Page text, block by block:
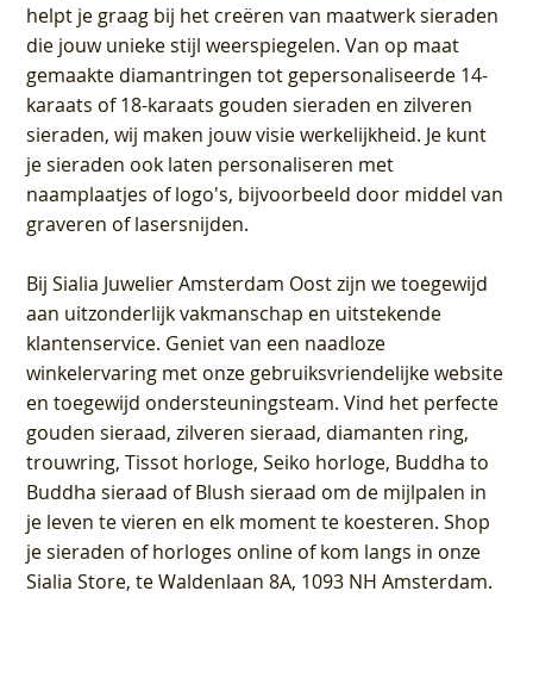
helpt je graag bij het creëren van maatwerk sieraden
die jouw unieke stijl weerspiegelen. Van op maat
gemaakte diamantringen tot gepersonaliseerde 14-
karaats of 18-karaats gouden sieraden en zilveren
sieraden, wij maken jouw visie werkelijkheid. Je kunt
je sieraden ook laten personaliseren met
naamplaatjes of logo's, bijvoorbeeld door middel van
graveren of lasersnijden.
BijSialia Juwelier Amsterdam Oostzijn we toegewijd
aan uitzonderlijk vakmanschap en uitstekende
klantenservice. Geniet van een naadloze
winkelervaring met onze gebruiksvriendelijke website
en toegewijd ondersteuningsteam. Vind het perfecte
gouden sieraad, zilveren sieraad, diamanten ring,
trouwring, Tissot horloge, Seiko horloge, Buddha to
Buddha sieraad of Blush sieraad om de mijlpalen in
je leven te vieren en elk moment te koesteren. Shop
je sieraden of horloges online of kom langs in onze
Sialia Store, te Waldenlaan 8A, 1093 NH Amsterdam.